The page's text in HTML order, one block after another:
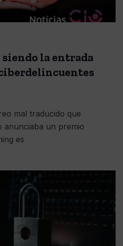
la entrada
mal traducido que
anunciaba un premio
es